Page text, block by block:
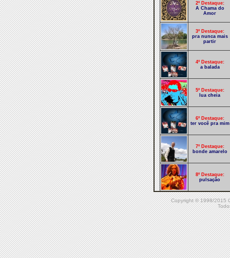
2º Destaque:
A Chama do
Amor
3º Destaque:
pra nunca mais
partir
4º Destaque:
a balada
5º Destaque:
lua cheia
6º Destaque:
ter você pra mim
7º Destaque:
bonde amarelo
8º Destaque:
pulsação
9º Destaque:
Cavaco encanto
do samba
10º Destaque:
essa lama
Copyright © 1998/2015